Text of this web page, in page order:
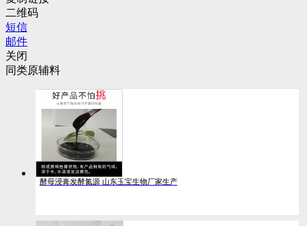
二维码
短信
邮件
关闭
同类原辅料
酵母浸膏发酵氮源 山东玉宝生物厂家生产